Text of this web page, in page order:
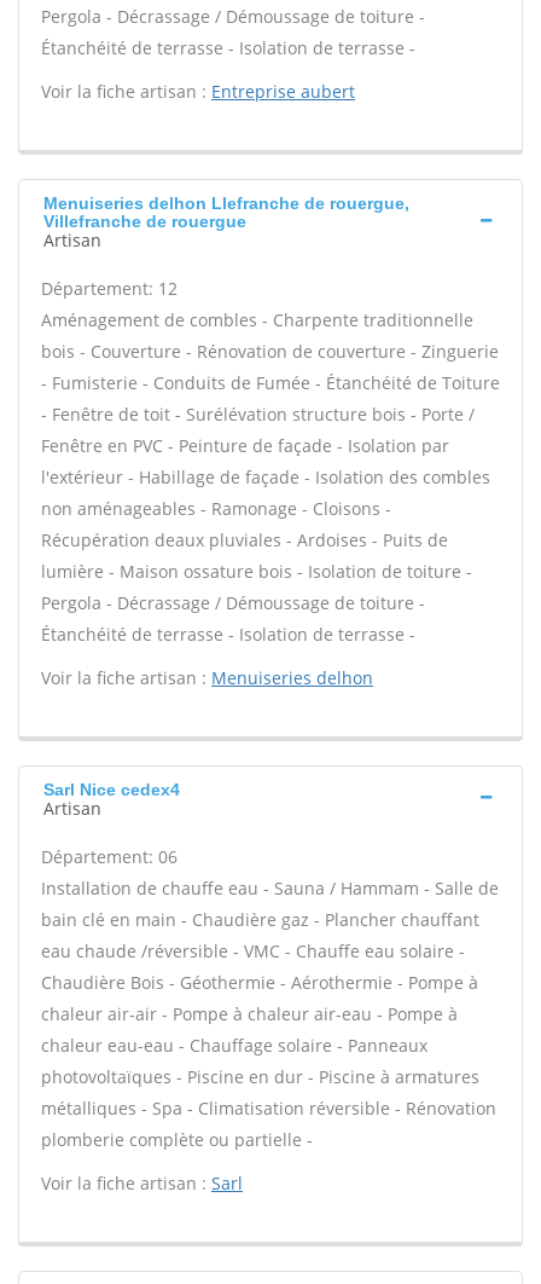
Pergola - Décrassage / Démoussage de toiture -
Étanchéité de terrasse - Isolation de terrasse -
Voir la fiche artisan : Entreprise aubert
Menuiseries delhon Llefranche de rouergue,
Villefranche de rouergue
Artisan
Département: 12
Aménagement de combles - Charpente traditionnelle
bois - Couverture - Rénovation de couverture - Zinguerie
- Fumisterie - Conduits de Fumée - Étanchéité de Toiture
- Fenêtre de toit - Surélévation structure bois - Porte /
Fenêtre en PVC - Peinture de façade - Isolation par
l'extérieur - Habillage de façade - Isolation des combles
non aménageables - Ramonage - Cloisons -
Récupération deaux pluviales - Ardoises - Puits de
lumière - Maison ossature bois - Isolation de toiture -
Pergola - Décrassage / Démoussage de toiture -
Étanchéité de terrasse - Isolation de terrasse -
Voir la fiche artisan : Menuiseries delhon
Sarl Nice cedex4
Artisan
Département: 06
Installation de chauffe eau - Sauna / Hammam - Salle de
bain clé en main - Chaudière gaz - Plancher chauffant
eau chaude /réversible - VMC - Chauffe eau solaire -
Chaudière Bois - Géothermie - Aérothermie - Pompe à
chaleur air-air - Pompe à chaleur air-eau - Pompe à
chaleur eau-eau - Chauffage solaire - Panneaux
photovoltaïques - Piscine en dur - Piscine à armatures
métalliques - Spa - Climatisation réversible - Rénovation
plomberie complète ou partielle -
Voir la fiche artisan : Sarl